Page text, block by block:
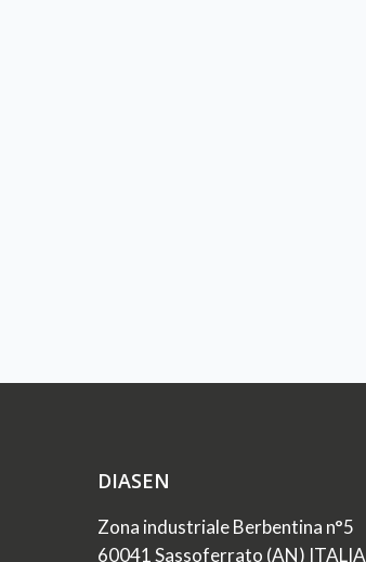
DIASEN
Zona industriale Berbentina n°5
60041 Sassoferrato (AN) ITALIA